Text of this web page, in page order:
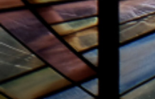
Spring
naar
de
inhoud